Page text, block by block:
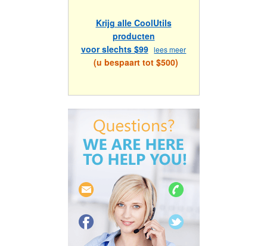
Krijg alle CoolUtils
producten
voor slechts $99 lees meer
(u bespaart tot $500)